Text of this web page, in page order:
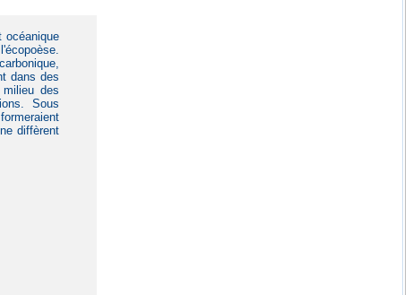
océanique
dans des
des
Sous
diffèrent